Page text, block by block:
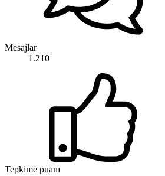
Mesajlar
1.210
Tepkime puanı